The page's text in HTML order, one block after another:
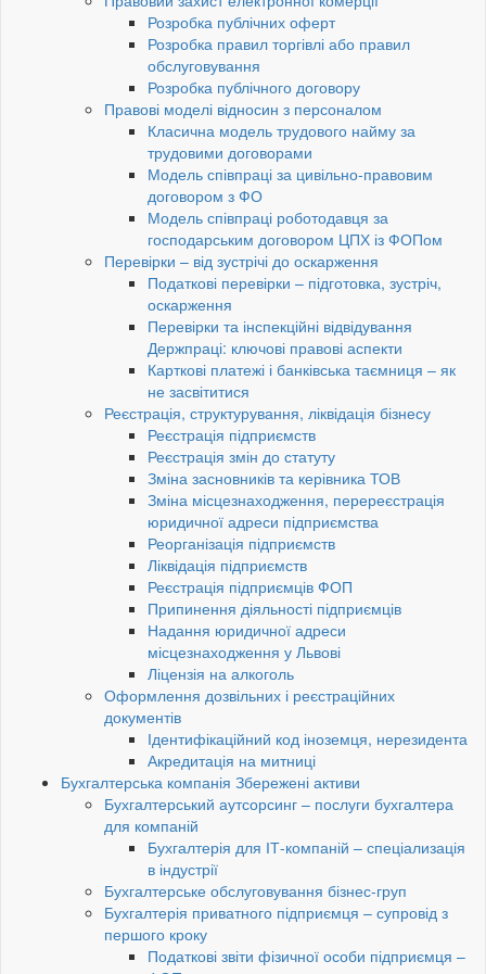
Розробка публічних оферт
Розробка правил торгівлі або правил
обслуговування
Розробка публічного договору
Правові моделі відносин з персоналом
Класична модель трудового найму за
трудовими договорами
Модель співпраці за цивільно-правовим
договором з ФО
Модель співпраці роботодавця за
господарським договором ЦПХ із ФОПом
Перевірки – від зустрічі до оскарження
Податкові перевірки – підготовка, зустріч,
оскарження
Перевірки та інспекційні відвідування
Держпраці: ключові правові аспекти
Карткові платежі і банківська таємниця – як
не засвітитися
Реєстрація, структурування, ліквідація бізнесу
Реєстрація підприємств
Реєстрація змін до статуту
Зміна засновників та керівника ТОВ
Зміна місцезнаходження, перереєстрація
юридичної адреси підприємства
Реорганізація підприємств
Ліквідація підприємств
Реєстрація підприємців ФОП
Припинення діяльності підприємців
Надання юридичної адреси
місцезнаходження у Львові
Ліцензія на алкоголь
Оформлення дозвільних і реєстраційних
документів
Ідентифікаційний код іноземця, нерезидента
Акредитація на митниці
Бухгалтерська компанія Збережені активи
Бухгалтерський аутсорсинг – послуги бухгалтера
для компаній
Бухгалтерія для ІТ-компаній – спеціализація
в індустрії
Бухгалтерське обслуговування бізнес-груп
Бухгалтерія приватного підприємця – супровід з
першого кроку
Податкові звіти фізичної особи підприємця –